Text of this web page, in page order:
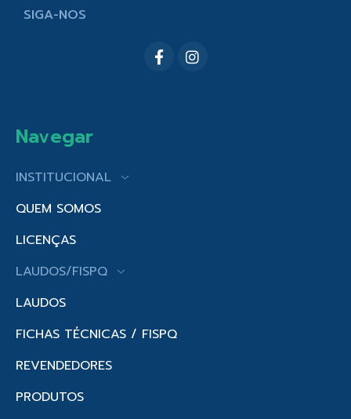
SIGA-NOS
Navegar
INSTITUCIONAL
QUEM SOMOS
LICENÇAS
LAUDOS/FISPQ
LAUDOS
FICHAS TÉCNICAS / FISPQ
REVENDEDORES
PRODUTOS